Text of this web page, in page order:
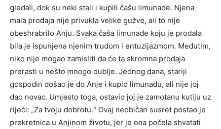
gledali, dok su neki stali i kupili čašu limunade. Njena
mala prodaja nije privukla velike gužve, ali to nije
obeshrabrilo Anju. Svaka čaša limunade koju je prodala
bila je ispunjena njenim trudom i entuzijazmom. Međutim,
niko nije mogao zamisliti da će ta skromna prodaja
prerasti u nešto mnogo dublje. Jednog dana, stariji
gospodin došao je do Anje i kupio limunadu, ali nije joj
dao novac. Umjesto toga, ostavio joj je zamotanu kutiju uz
riječi: „Za tvoju dobrotu.“ Ovaj neobičan susret postao je
prekretnica u Anjinom životu, jer je ona počela shvatati